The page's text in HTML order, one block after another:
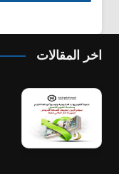
اخر المقالات